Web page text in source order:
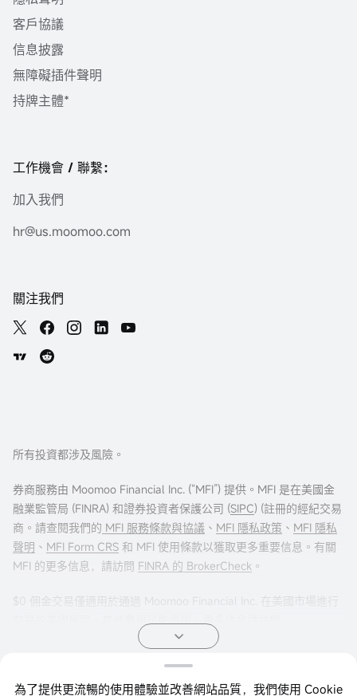
為了提供更流暢的使用體驗並改善網站品質，我們使用 Cookie
客戶協議
信息披露
無障礙插件聲明
持牌主體*
工作機會 / 聯繫：
加入我們
hr@us.moomoo.com
關注我們
所有投資都涉及風險。
券商服務由 Moomoo Financial Inc. (“MFI”) 提供。MFI 是在美國金
融業監管局 (FINRA) 和證券投資者保護公司 (SIPC) (註冊的經紀交易
商。請查閱我們的 MFI 服務條款與協議 、 MFI 隱私政策 、 MFI 隱私
聲明 、 MFI Form CRS 和 MFI 使用條款以獲取更多重要信息。有關
MFI 的更多信息，請訪問 FINRA 的 BrokerCheck 。
$0 佣金交易僅適用於通過 Moomoo Financial Inc. 在美國市場進行
交易的美國居民。其他費用可能適用。更多信息請訪問
。